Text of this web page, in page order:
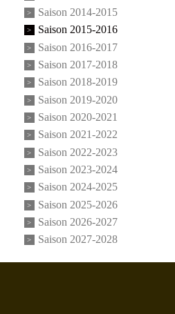
Saison 2014-2015
Saison 2015-2016
Saison 2016-2017
Saison 2017-2018
Saison 2018-2019
Saison 2019-2020
Saison 2020-2021
Saison 2021-2022
Saison 2022-2023
Saison 2023-2024
Saison 2024-2025
Saison 2025-2026
Saison 2026-2027
Saison 2027-2028